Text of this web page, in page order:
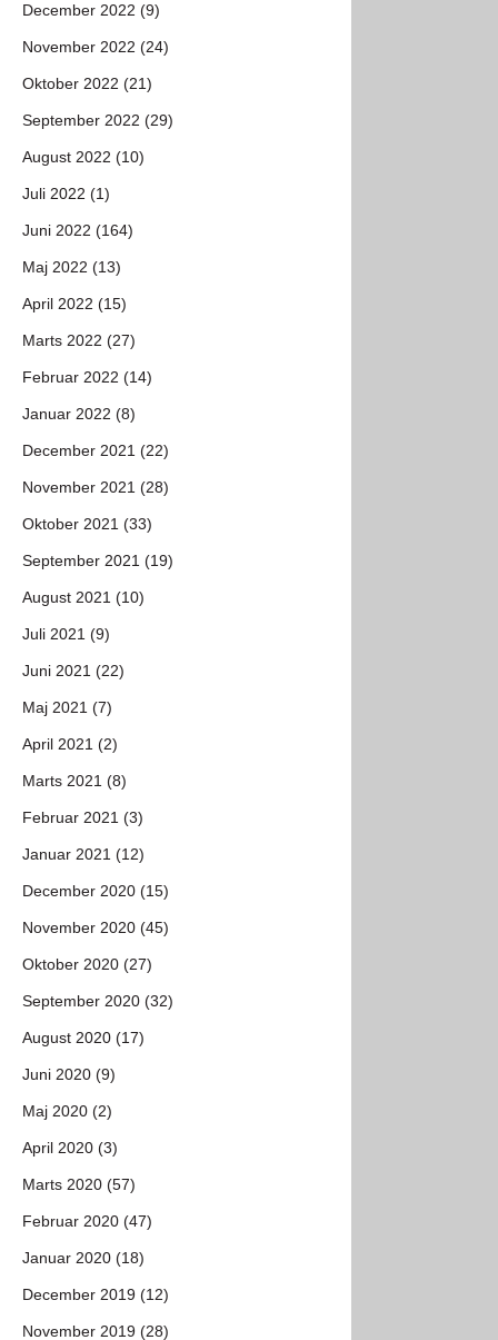
December 2022 (9)
November 2022 (24)
Oktober 2022 (21)
September 2022 (29)
August 2022 (10)
Juli 2022 (1)
Juni 2022 (164)
Maj 2022 (13)
April 2022 (15)
Marts 2022 (27)
Februar 2022 (14)
Januar 2022 (8)
December 2021 (22)
November 2021 (28)
Oktober 2021 (33)
September 2021 (19)
August 2021 (10)
Juli 2021 (9)
Juni 2021 (22)
Maj 2021 (7)
April 2021 (2)
Marts 2021 (8)
Februar 2021 (3)
Januar 2021 (12)
December 2020 (15)
November 2020 (45)
Oktober 2020 (27)
September 2020 (32)
August 2020 (17)
Juni 2020 (9)
Maj 2020 (2)
April 2020 (3)
Marts 2020 (57)
Februar 2020 (47)
Januar 2020 (18)
December 2019 (12)
November 2019 (28)